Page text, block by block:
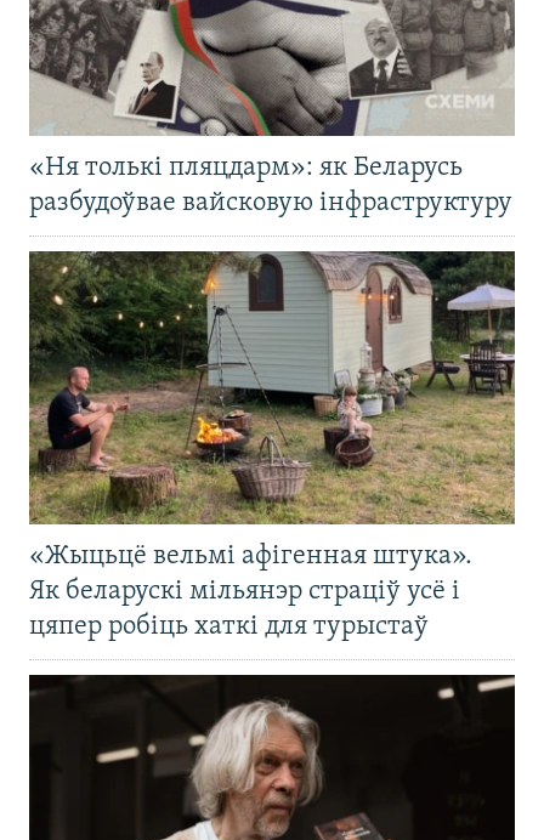
«Ня толькі пляцдарм»: як Беларусь
разбудоўвае вайсковую інфраструктуру
«Жыцьцё вельмі афігенная штука».
Як беларускі мільянэр страціў усё і
цяпер робіць хаткі для турыстаў